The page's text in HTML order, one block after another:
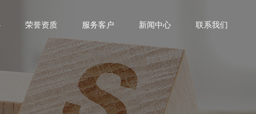
荣誉资质 服务客户 新闻中心 联系我们